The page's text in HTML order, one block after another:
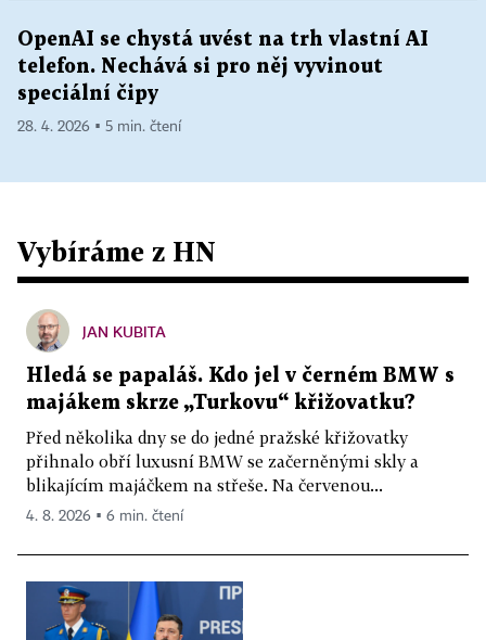
OpenAI se chystá uvést na trh vlastní AI
telefon. Nechává si pro něj vyvinout
speciální čipy
28. 4. 2026 ▪ 5 min. čtení
Vybíráme z HN
JAN KUBITA
Hledá se papaláš. Kdo jel v černém BMW s
majákem skrze „Turkovu“ křižovatku?
Před několika dny se do jedné pražské křižovatky
přihnalo obří luxusní BMW se začerněnými skly a
blikajícím majáčkem na střeše. Na červenou...
4. 8. 2026 ▪ 6 min. čtení